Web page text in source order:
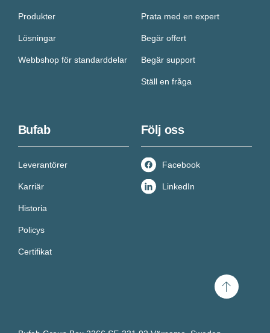
Produkter
Lösningar
Webbshop för standarddelar
Prata med en expert
Begär offert
Begär support
Ställ en fråga
Bufab
Leverantörer
Karriär
Historia
Policys
Certifikat
Följ oss
Facebook
LinkedIn
Scroll